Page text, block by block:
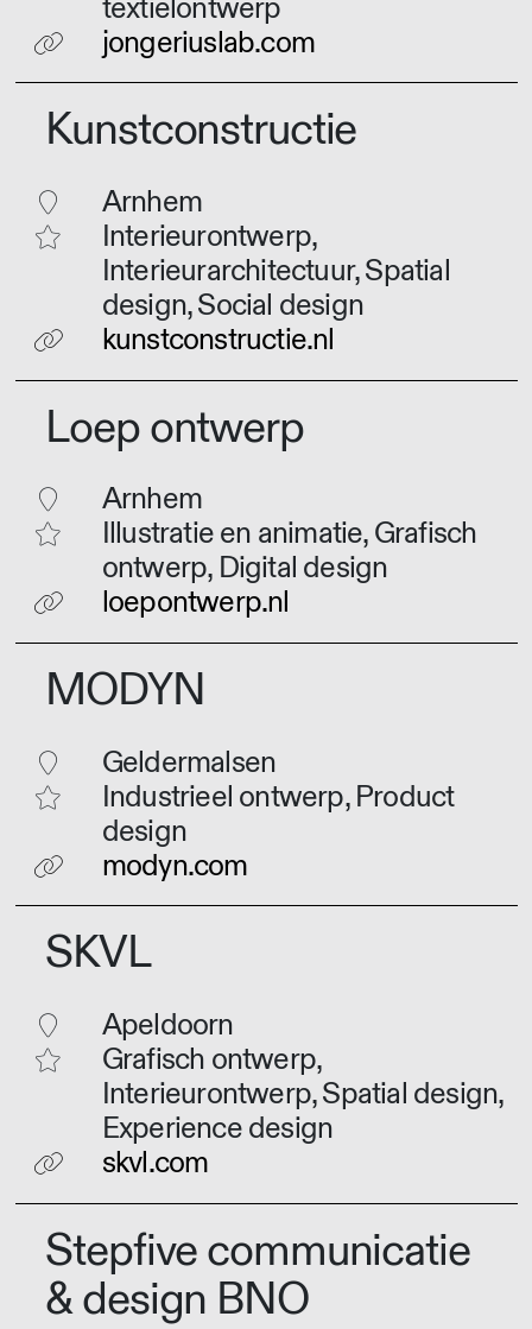
textielontwerp
jongeriuslab.com
Kunstconstructie
Arnhem
Interieurontwerp,
Interieurarchitectuur, Spatial
design, Social design
kunstconstructie.nl
Loep ontwerp
Arnhem
Illustratie en animatie, Grafisch
ontwerp, Digital design
loepontwerp.nl
MODYN
Geldermalsen
Industrieel ontwerp, Product
design
modyn.com
SKVL
Apeldoorn
Grafisch ontwerp,
Interieurontwerp, Spatial design,
Experience design
skvl.com
Stepfive communicatie
& design BNO